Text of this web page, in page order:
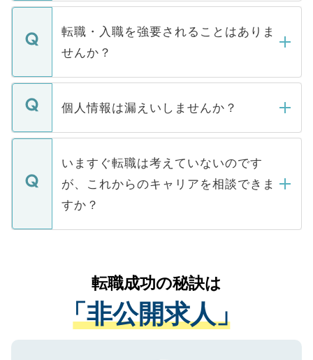
ます。通常、5営業日以内にはご連絡をせて
いただきますので、しばらくお待ちくださ
マイナビDOCTORで取り扱っている求人の
うち約3割は、Webサイトからご覧いただ
けない「非公開求人」です。非公開求人は
下記の理由によって、一般には公開してい
ません。
■応募殺到を避けるため 人気のある医療機
関を公にしてしまうと、応募が殺到する場
に、医療機関が求める条件に合った人材の
みを人材紹介会社に依頼するケースが増え
ています。
転職・入職を強要されることはありま
せんか？
転職・入職を強要することは一切ありませ
ん。また、仮に応募先から内定をいただい
定を承諾する必要はありません。内定先へ
の辞退の連絡はキャリアパートナーが行い
個人情報は漏えいしませんか？
個人情報が漏えいすることはありませんの
で、ご安心ください。当サイトからの登録
などで収集したご登録者様の個人情報は、
ご本人のキャリアアップおよび転職活動の
支援を目的に使用いたします。お預かりし
ているすべての個人データはご本人の許可
は、個人情報の取り扱いについての厳密な
管理基準を満たした事業者のみに付与され
る、プライバシーマークを取得済みです。
いますぐ転職は考えていないのです
が、これからのキャリアを相談できま
すか？
かがいして、現在の医療機関の状況や紹介
経験をまじえながら、適切なアドバイスを
させていただきます。すぐにご転職をされ
ない方には、長期的なサポートが可能です
ので、まずはご登録ください。
転職成功の秘訣は
「非公開求人」